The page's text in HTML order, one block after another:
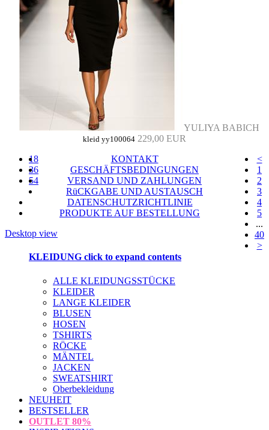
YULIYA BABICH
kleid yy100064 229,00 EUR
18
36
54
<
1
2
3
4
5
...
40
>
KONTAKT
GESCHÄFTSBEDINGUNGEN
VERSAND UND ZAHLUNGEN
RüCKGABE UND AUSTAUSCH
DATENSCHUTZRICHTLINIE
PRODUKTE AUF BESTELLUNG
Desktop view
KLEIDUNG click to expand contents
ALLE KLEIDUNGSSTÜCKE
KLEIDER
LANGE KLEIDER
BLUSEN
HOSEN
TSHIRTS
RÖCKE
MÄNTEL
JACKEN
SWEATSHIRT
Oberbekleidung
NEUHEIT
BESTSELLER
OUTLET 80%